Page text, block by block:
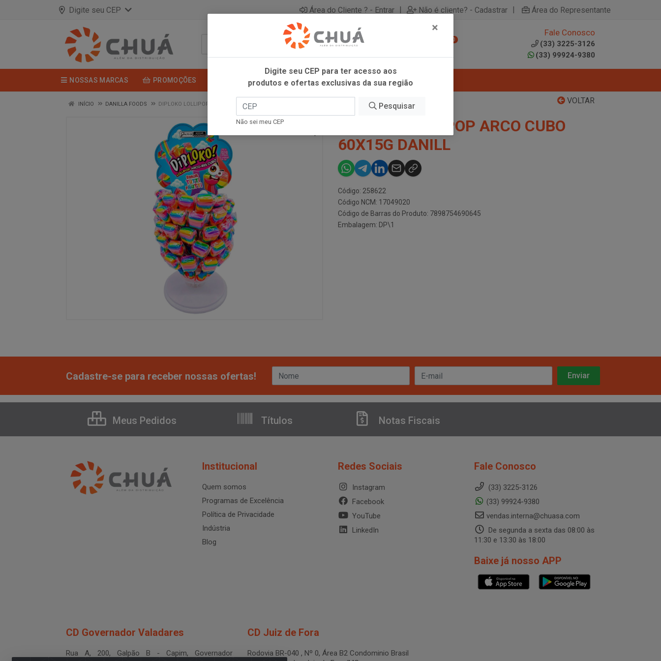
Digite seu CEP Área do Cliente ? - Entrar | Não é cliente? - Cadastrar | Área do Representante
0
Fale Conosco
(33) 3225-3126
(33) 99924-9380
NOSSAS MARCAS PROMOÇÕES
VOLTAR
INÍCIO DANILLA FOODS DIPLOKO LOLLIPOP ARCO CUBO 60X15G DANILL
DIPLOKO LOLLIPOP ARCO CUBO
60X15G DANILL
Código: 258622
Código NCM: 17049020
Código de Barras do Produto: 7898754690645
Embalagem: DP\1
Cadastre-se para receber nossas ofertas!
Meus Pedidos Títulos Notas Fiscais
Institucional
Quem somos
Programas de Excelência
Política de Privacidade
Indústria
Blog
Redes Sociais
Instagram
Facebook
YouTube
LinkedIn
Fale Conosco
(33) 3225-3126
(33) 99924-9380
vendas.interna@chuasa.com
De segunda a sexta das 08:00 às
11:30 e 13:30 às 18:00
Baixe já nosso APP
CD Governador Valadares
Rua A, 200, Galpão B - Capim, Governador
CD Juiz de Fora
Rodovia BR-040 , Nº 0, Área B2 Condominio Brasil
×
Digite seu CEP para ter acesso aos
produtos e ofertas exclusivas da sua região
Pesquisar
Não sei meu CEP